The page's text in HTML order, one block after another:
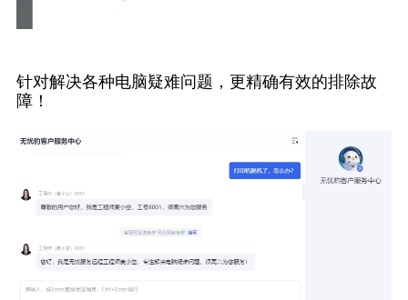
针对解决各种电脑疑难问题，更精确有效的排除故
障！